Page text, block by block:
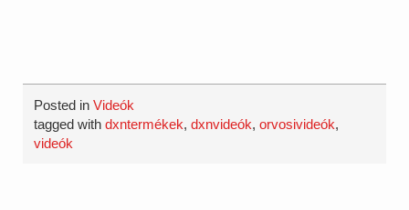
Posted inVideók
tagged withdxntermékek,dxnvideók,orvosivideók,
videók